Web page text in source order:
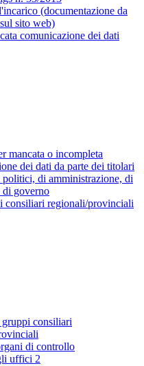
(documentazione da
sito web)
comunicazione dei dati
mancata o incompleta
dei dati da parte dei titolari
di amministrazione, di
di governo
consiliari regionali/provinciali
consiliari
di controllo
uffici 2